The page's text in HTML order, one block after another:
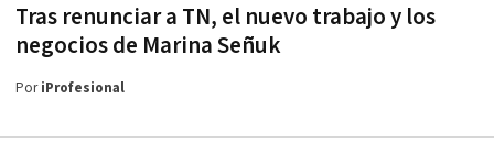
Tras renunciar a TN, el nuevo trabajo y los
negocios de Marina Señuk
PoriProfesional